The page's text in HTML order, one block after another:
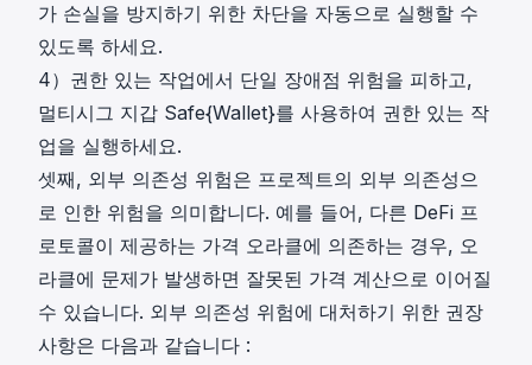
가 손실을 방지하기 위한 차단을 자동으로 실행할 수
있도록 하세요.
4）권한 있는 작업에서 단일 장애점 위험을 피하고,
멀티시그 지갑 Safe{Wallet}를 사용하여 권한 있는 작
업을 실행하세요.
셋째, 외부 의존성 위험은 프로젝트의 외부 의존성으
로 인한 위험을 의미합니다. 예를 들어, 다른 DeFi 프
로토콜이 제공하는 가격 오라클에 의존하는 경우, 오
라클에 문제가 발생하면 잘못된 가격 계산으로 이어질
수 있습니다. 외부 의존성 위험에 대처하기 위한 권장
사항은 다음과 같습니다 :